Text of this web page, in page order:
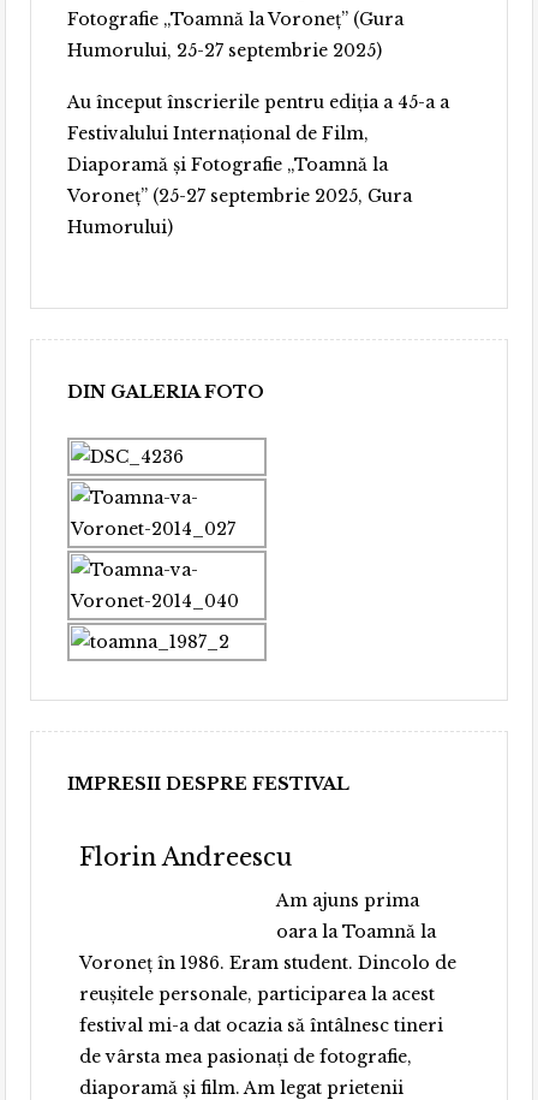
Fotografie „Toamnă la Voroneț” (Gura
Humorului, 25-27 septembrie 2025)
Au început înscrierile pentru ediția a 45-a a
Festivalului Internațional de Film,
Diaporamă și Fotografie „Toamnă la
Voroneț” (25-27 septembrie 2025, Gura
Humorului)
DIN GALERIA FOTO
IMPRESII DESPRE FESTIVAL
Florin Andreescu
Am ajuns prima
oara la Toamnă la
Voroneț în 1986. Eram student. Dincolo de
reușitele personale, participarea la acest
festival mi-a dat ocazia să întâlnesc tineri
de vârsta mea pasionați de fotografie,
diaporamă și film. Am legat prietenii